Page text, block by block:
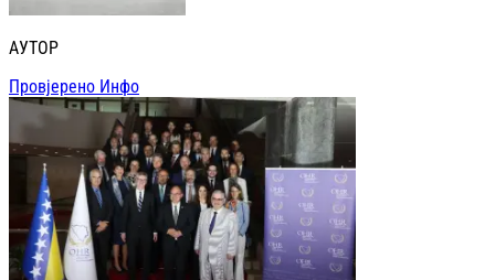
АУТОР
Провјерено Инфо